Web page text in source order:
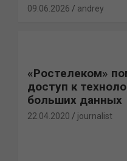
09.06.2026 andrey
«Ростелеком»
доступ к
больших данных
22.04.2020 journalist